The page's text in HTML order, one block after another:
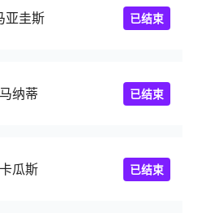
亚圭斯 已结束
马纳蒂 已结束
卡瓜斯 已结束